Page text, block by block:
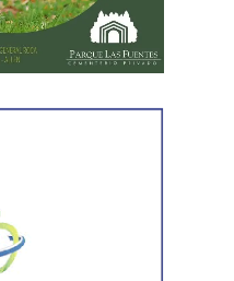
Participaron también
de Abogados
y Matías Cremonte, y el
frente a un régimen de
En la Argentina,
de Derecho, a la